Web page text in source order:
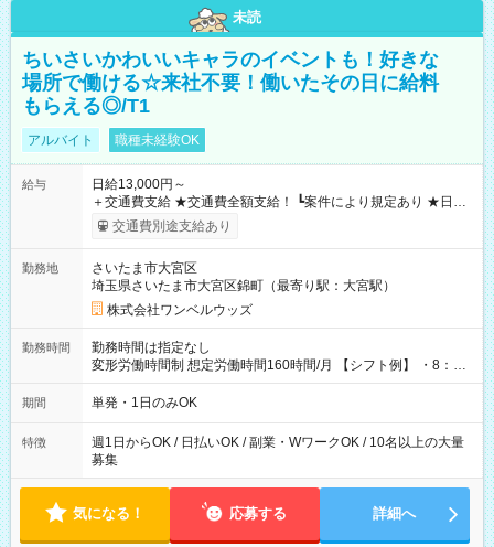
未読
ちいさいかわいいキャラのイベントも！好きな
場所で働ける☆来社不要！働いたその日に給料
もらえる◎/T1
アルバイト 職種未経験OK
給与
日給13,000円～
＋交通費支給 ★交通費全額支給！ ┗案件により規定あり ★日払
いOK！（規定あり） ┗働いたその日に現金GET♪ お仕事後はコ
ンビニATMから 日払い分を引き落とせます！ 【試用期間】試
交通費別途支給あり
勤務地
さいたま市大宮区
埼玉県さいたま市大宮区錦町（最寄り駅：大宮駅）
株式会社ワンベルウッズ
勤務時間
勤務時間は指定なし
変形労働時間制 想定労働時間160時間/月 【シフト例】 ・8：00
～21：00
期間 単発・1日のみOK
特徴
週1日からOK / 日払いOK / 副業・WワークOK / 10名以上の大量
募集
気になる！ 応募する 詳細へ